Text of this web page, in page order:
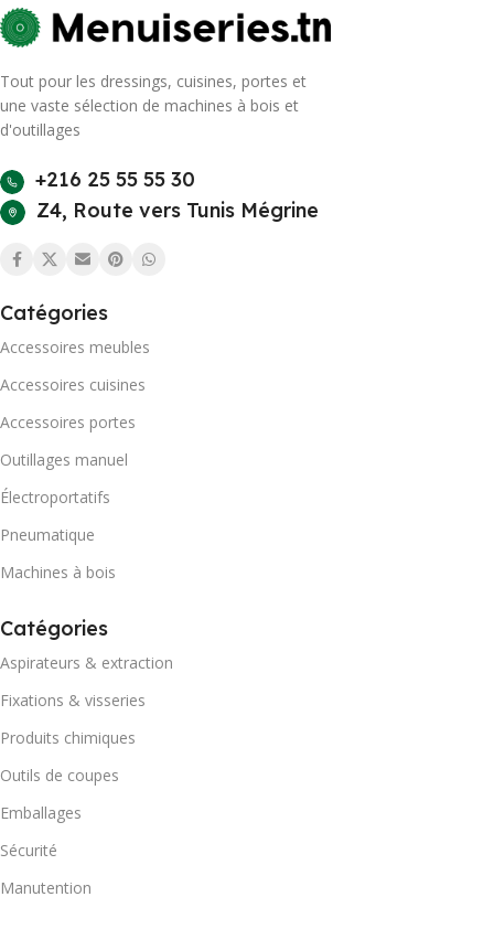
Tout pour les dressings, cuisines, portes et
une vaste sélection de machines à bois et
d'outillages
+216 25 55 55 30
Z4, Route vers Tunis Mégrine
Catégories
Accessoires meubles
Accessoires cuisines
Accessoires portes
Outillages manuel
Électroportatifs
Pneumatique
Machines à bois
Catégories
Aspirateurs & extraction
Fixations & visseries
Produits chimiques
Outils de coupes
Emballages
Sécurité
Manutention